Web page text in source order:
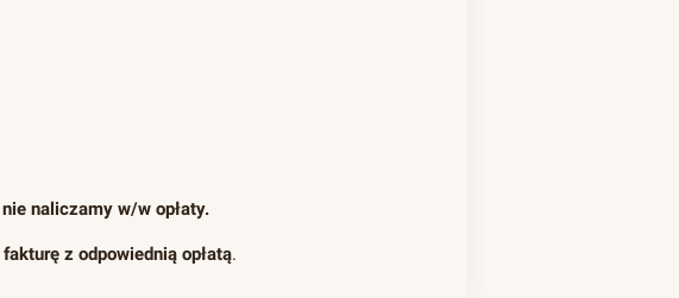
nie naliczamy w/w opłaty.
fakturę z odpowiednią opłatą.